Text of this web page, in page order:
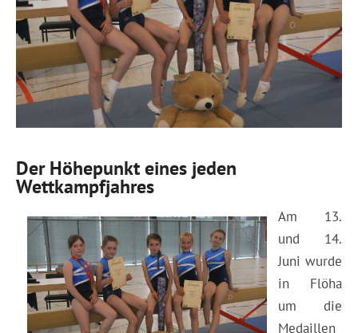
Der Höhepunkt eines jeden
Wettkampfjahres
Am 13.
und 14.
Juni wurde
in Flöha
um die
Medaillen